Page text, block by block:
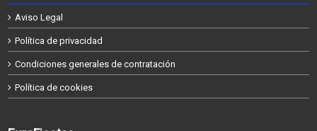
Aviso Legal
Política de privacidad
Condiciones generales de contratación
Política de cookies